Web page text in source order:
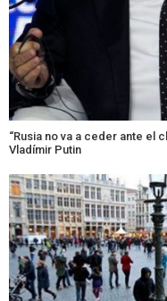
“Rusia no va a ceder ante el
Vladímir Putin